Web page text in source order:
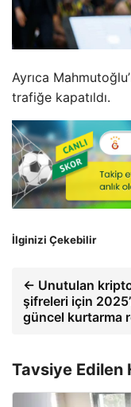
Ayrıca
trafiğe kapatıldı.
İlginizi Çekebilir
← Unutulan
şifreleri için
güncel kurtarma
Tavsiye Edilen